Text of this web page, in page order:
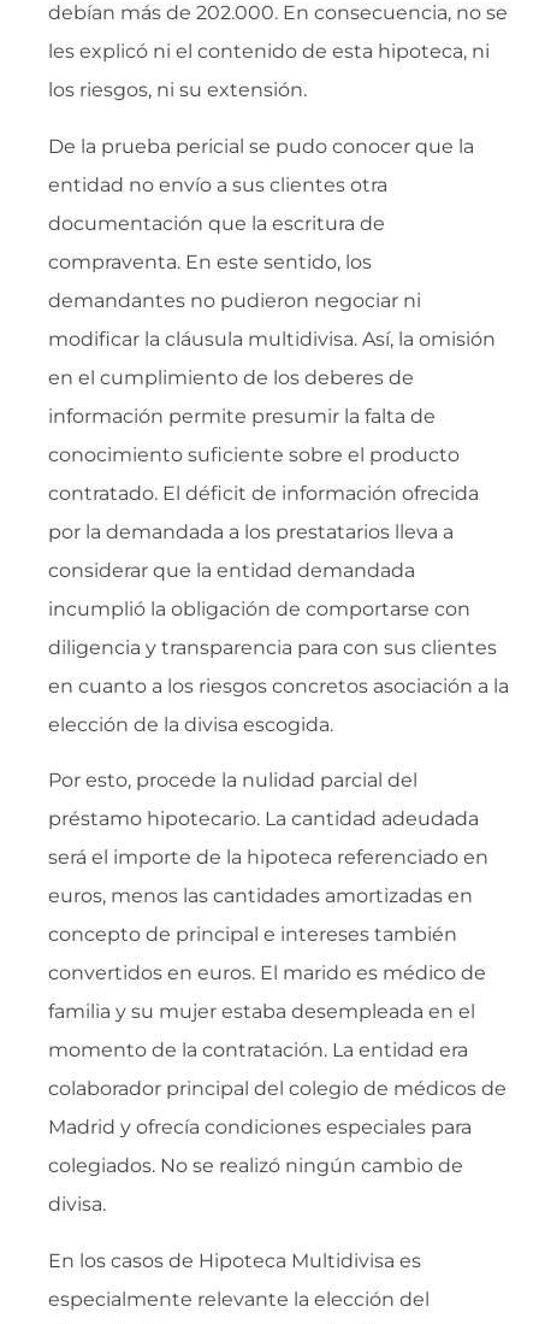
debían más de 202.000. En consecuencia, no se
les explicó ni el contenido de esta hipoteca, ni
los riesgos, ni su extensión.
De la prueba pericial se pudo conocer que la
entidad no envío a sus clientes otra
documentación que la escritura de
compraventa. En este sentido, los
demandantes no pudieron negociar ni
modificar la cláusula multidivisa. Así, la omisión
en el cumplimiento de los deberes de
información permite presumir la falta de
conocimiento suficiente sobre el producto
contratado. El déficit de información ofrecida
por la demandada a los prestatarios lleva a
considerar que la entidad demandada
incumplió la obligación de comportarse con
diligencia y transparencia para con sus clientes
en cuanto a los riesgos concretos asociación a la
elección de la divisa escogida.
Por esto, procede la nulidad parcial del
préstamo hipotecario. La cantidad adeudada
será el importe de la hipoteca referenciado en
euros, menos las cantidades amortizadas en
concepto de principal e intereses también
convertidos en euros. El marido es médico de
familia y su mujer estaba desempleada en el
momento de la contratación. La entidad era
colaborador principal del colegio de médicos de
Madrid y ofrecía condiciones especiales para
colegiados. No se realizó ningún cambio de
divisa.
En los casos de Hipoteca Multidivisa es
especialmente relevante la elección del